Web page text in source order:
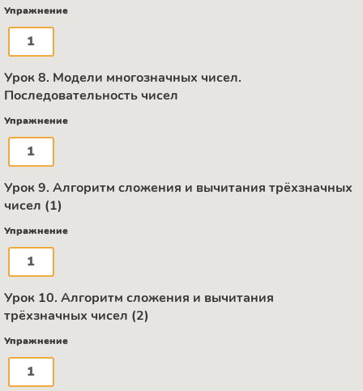
Упражнение
1
Урок 8. Модели многозначных чисел.
Последовательность чисел
Упражнение
1
Урок 9. Алгоритм сложения и вычитания трёхзначных
чисел (1)
Упражнение
1
Урок 10. Алгоритм сложения и вычитания
трёхзначных чисел (2)
Упражнение
1